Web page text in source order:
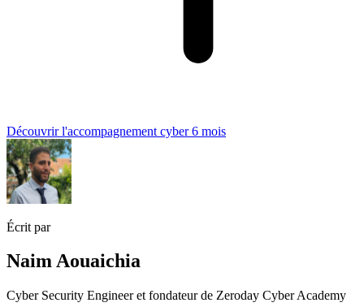
Découvrir l'accompagnement cyber 6 mois
Écrit par
Naim Aouaichia
Cyber Security Engineer et fondateur de Zeroday Cyber Academy